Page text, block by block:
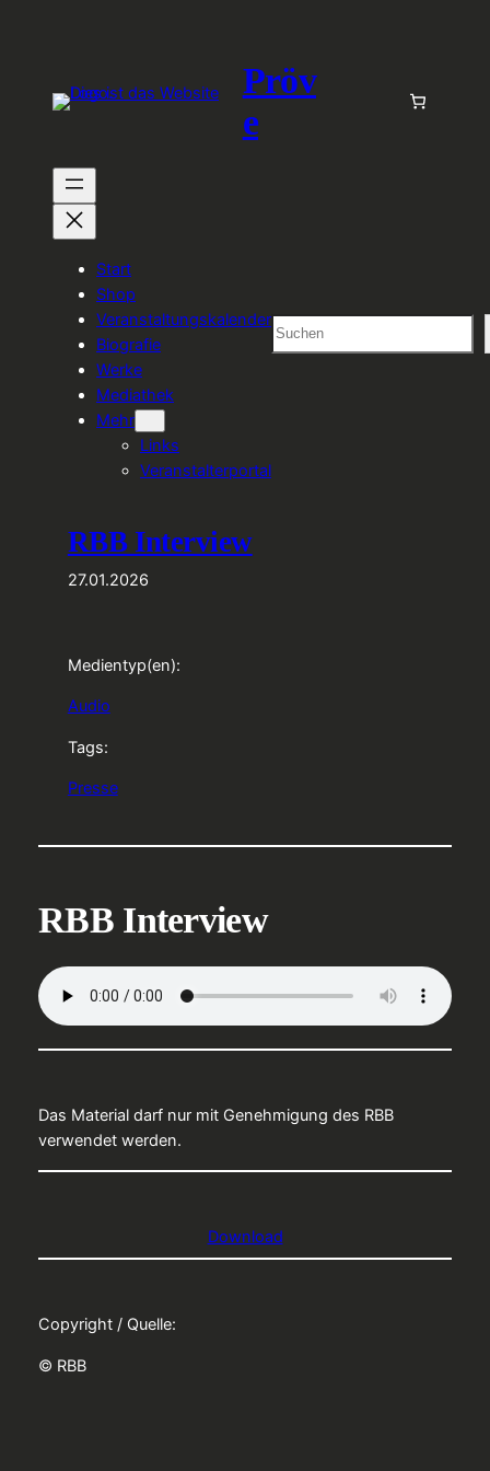
Pröv
e
Start
Shop
Veranstaltungskalender
Biografie
Werke
Mediathek
Mehr
Links
Veranstalterportal
Suchen
RBB Interview
27.01.2026
Medientyp(en):
Audio
Tags:
Presse
RBB Interview
Das Material darf nur mit Genehmigung des RBB
verwendet werden.
Download
Copyright / Quelle:
© RBB